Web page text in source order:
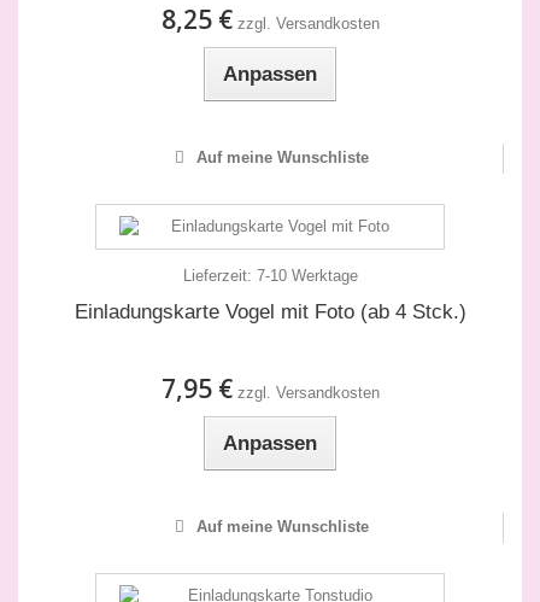
8,25 € zzgl. Versandkosten
Anpassen
Auf meine Wunschliste
Lieferzeit: 7-10 Werktage
Einladungskarte Vogel mit Foto (ab 4 Stck.)
7,95 € zzgl. Versandkosten
Anpassen
Auf meine Wunschliste